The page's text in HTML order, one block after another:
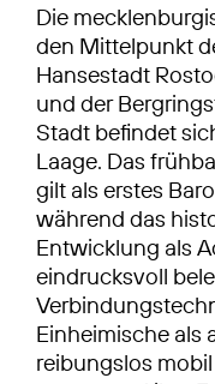
Die
den Mittelpunkt
Hansestadt
und der
Stadt befindet
Laage. Das
gilt als erstes
während das
Entwicklung als
eindrucksvoll
Einheimische als
reibungslos